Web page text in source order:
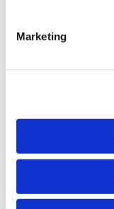
Marketing